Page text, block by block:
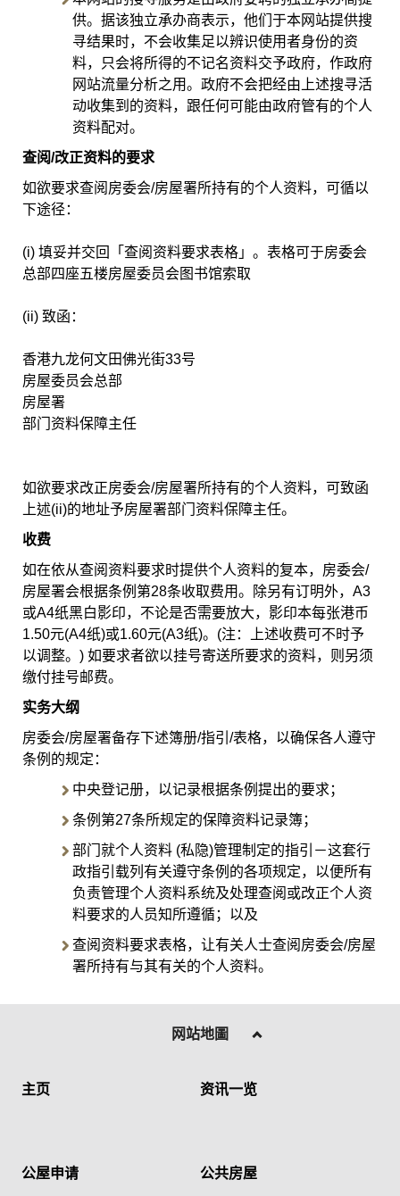
供。据该独立承办商表示，他们于本网站提供搜
寻结果时，不会收集足以辨识使用者身份的资
料，只会将所得的不记名资料交予政府，作政府
网站流量分析之用。政府不会把经由上述搜寻活
动收集到的资料，跟任何可能由政府管有的个人
资料配对。
查阅/改正资料的要求
如欲要求查阅房委会/房屋署所持有的个人资料，可循以
下途径：
(i) 填妥并交回「查阅资料要求表格」。表格可于房委会
总部四座五楼房屋委员会图书馆索取
(ii) 致函：
香港九龙何文田佛光街33号
房屋委员会总部
房屋署
部门资料保障主任
如欲要求改正房委会/房屋署所持有的个人资料，可致函
上述(ii)的地址予房屋署部门资料保障主任。
收费
如在依从查阅资料要求时提供个人资料的复本，房委会/
房屋署会根据条例第28条收取费用。除另有订明外，A3
或A4纸黑白影印，不论是否需要放大，影印本每张港币
1.50元(A4纸)或1.60元(A3纸)。(注：上述收费可不时予
以调整。) 如要求者欲以挂号寄送所要求的资料，则另须
缴付挂号邮费。
实务大纲
房委会/房屋署备存下述簿册/指引/表格，以确保各人遵守
条例的规定：
中央登记册，以记录根据条例提出的要求；
条例第27条所规定的保障资料记录簿；
部门就个人资料 (私隐)管理制定的指引－这套行
政指引载列有关遵守条例的各项规定，以便所有
负责管理个人资料系统及处理查阅或改正个人资
料要求的人员知所遵循；以及
查阅资料要求表格，让有关人士查阅房委会/房屋
署所持有与其有关的个人资料。
网站地圖
主页 资讯一览
公屋申请 公共房屋